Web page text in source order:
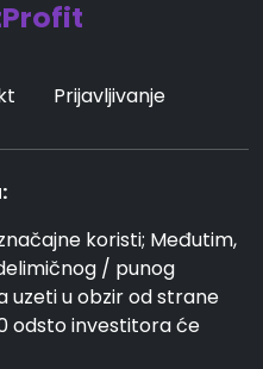
Prijavljivanje
koristi; Međutim,
/ punog
uzeti u obzir od strane
odsto investitora će